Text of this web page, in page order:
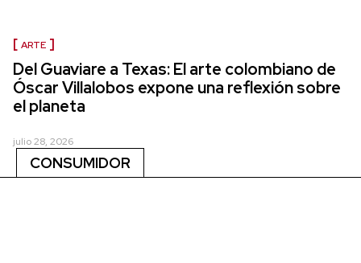
ARTE
Del Guaviare a Texas: El arte colombiano de
Óscar Villalobos expone una reflexión sobre
el planeta
julio 28, 2026
CONSUMIDOR